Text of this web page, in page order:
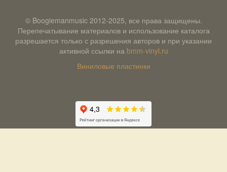
© Boogiemanmusic 2012-2025, все права защищены.
Перепечатывание материалов и использование каталога
разрешается только с разрешения авторов и при указании
активной ссылки на bmm-vinyl.ru
Виниловые пластинки